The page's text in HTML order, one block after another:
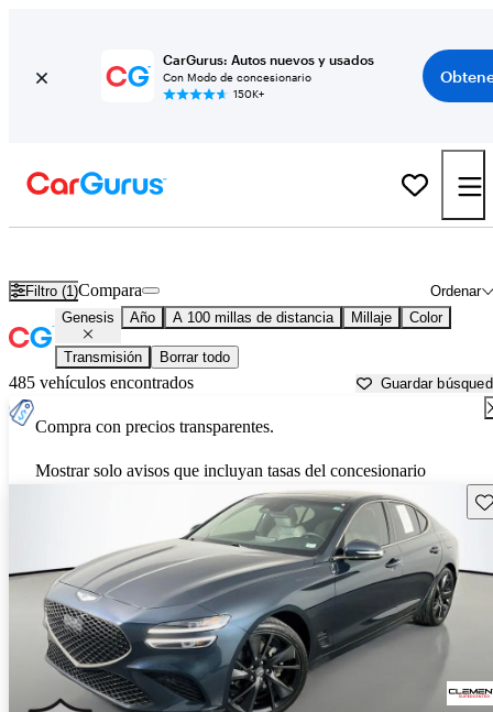
CarGurus: Autos nuevos y usados
Con Modo de concesionario
150K+
Filtro (1) Ordenar
Compara
Genesis Año A 100 millas de distancia Millaje Color
Transmisión Borrar todo
485 vehículos encontrados Guardar
Compra con precios transparentes.
Mostrar solo avisos que incluyan tasas del concesionario